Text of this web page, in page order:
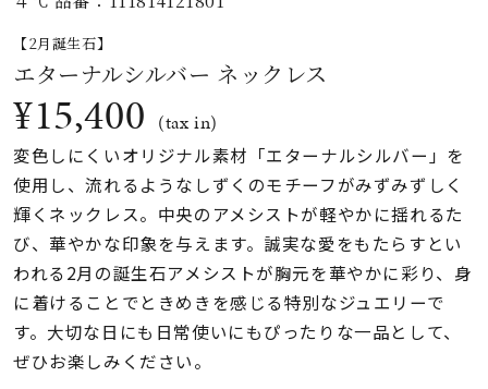
ト
着用シーン
コレクション
レディース
リングサイズ
【2月誕生石】
エターナルシルバー ネックレス
¥15,400 (tax in)
変色しにくいオリジナル素材「エターナルシルバー」を
使用し、流れるようなしずくのモチーフがみずみずしく
輝くネックレス。中央のアメシストが軽やかに揺れるた
び、華やかな印象を与えます。誠実な愛をもたらすとい
われる2月の誕生石アメシストが胸元を華やかに彩り、身
に着けることでときめきを感じる特別なジュエリーで
す。大切な日にも日常使いにもぴったりな一品として、
ぜひお楽しみください。